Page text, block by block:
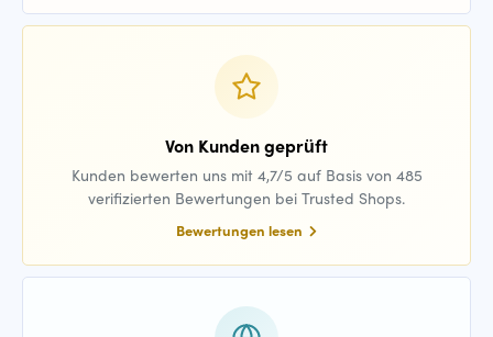
Von Kunden geprüft
Kunden bewerten uns mit 4,7/5 auf Basis von 485
verifizierten Bewertungen bei Trusted Shops.
Bewertungen lesen